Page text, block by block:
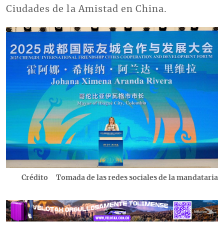
Ciudades de la Amistad en China.
Imagen
Crédito Tomada de las redes sociales de la mandataria